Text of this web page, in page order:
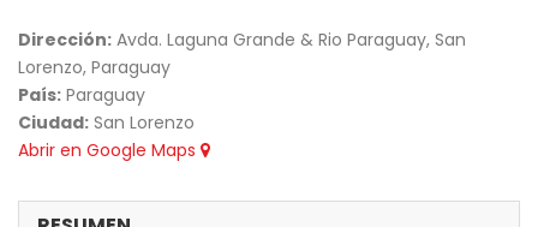
Dirección: Avda. Laguna Grande & Rio Paraguay, San
Lorenzo, Paraguay
País: Paraguay
Ciudad: San Lorenzo
Abrir en Google Maps